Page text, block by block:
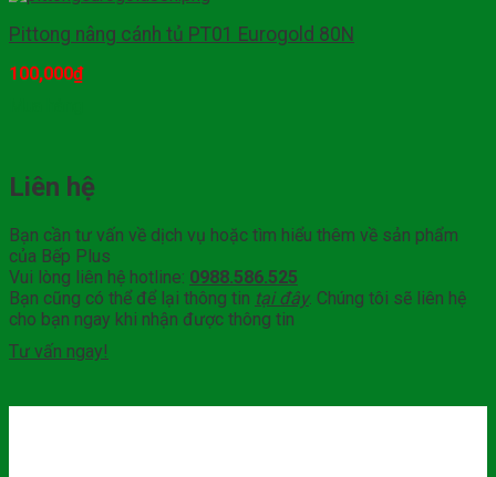
Pittong nâng cánh tủ PT01 Eurogold 80N
100,000₫
Liên hệ
Bạn cần tư vấn về dịch vụ hoặc tìm hiểu thêm về sản phẩm
của Bếp Plus
Vui lòng liên hệ hotline: 0988.586.525
Bạn cũng có thể để lại thông tin tại đây. Chúng tôi sẽ liên hệ
cho bạn ngay khi nhận được thông tin
Tư vấn ngay!